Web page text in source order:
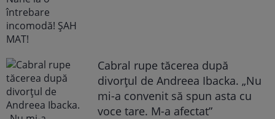
Cabral rupe tăcerea după
divorțul de Andreea Ibacka. „Nu
mi-a convenit să spun asta cu
voce tare. M-a afectat”